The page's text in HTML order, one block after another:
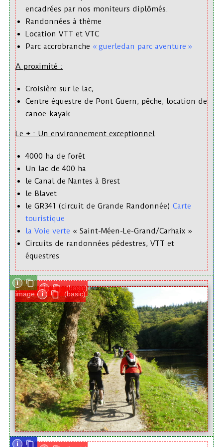
encadrées par nos moniteurs diplômés.
Randonnées à thème
Location VTT et VTC
Parc accrobranche « guerledan parc aventure »
A proximité :
Croisière sur le lac,
Centre équestre de Pont Guern, pêche, location de
canoë-kayak
Le + : Un environnement exceptionnel
4000 ha de forêt
Un lac de 400 ha
le Canal de Nantes à Brest
le Blavet
le GR341 (circuit de Grande Randonnée) Carte
touristique
la Voie verte « Saint-Méen-Le-Grand/Carhaix »
Circuits de randonnées pédestres, VTT et
équestres
spacer i (basic)
image i (basic)
i
ii